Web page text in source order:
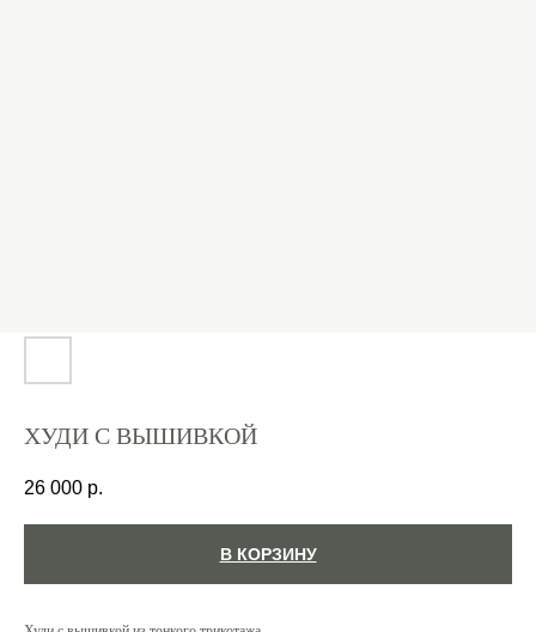
ХУДИ С ВЫШИВКОЙ
26 000 р.
В КОРЗИНУ